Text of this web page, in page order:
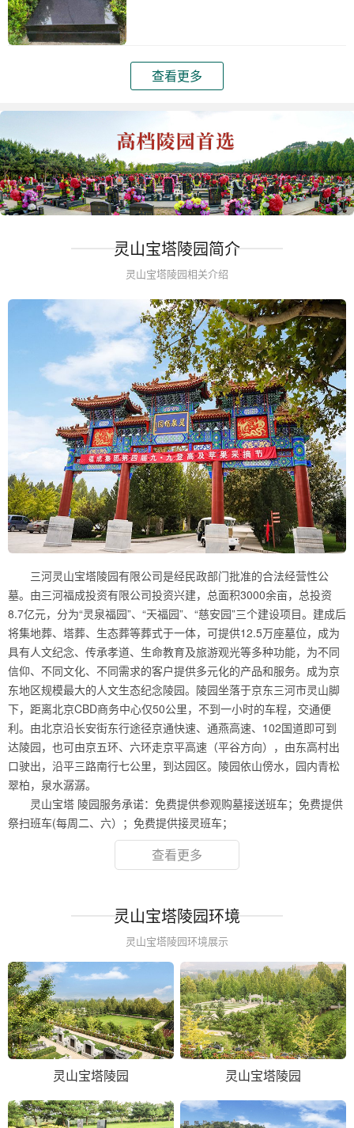
查看更多
灵山宝塔陵园简介
灵山宝塔陵园相关介绍
三河灵山宝塔陵园有限公司是经民政部门批准的合法经营性公
墓。由三河福成投资有限公司投资兴建，总面积3000余亩，总投资
8.7亿元，分为“灵泉福园”、“天福园”、“慈安园”三个建设项目。建成后
将集地葬、塔葬、生态葬等葬式于一体，可提供12.5万座墓位，成为
具有人文纪念、传承孝道、生命教育及旅游观光等多种功能，为不同
信仰、不同文化、不同需求的客户提供多元化的产品和服务。成为京
东地区规模最大的人文生态纪念陵园。陵园坐落于京东三河市灵山脚
下，距离北京CBD商务中心仅50公里，不到一小时的车程，交通便
利。由北京沿长安街东行途径京通快速、通燕高速、102国道即可到
达陵园，也可由京五环、六环走京平高速（平谷方向），由东高村出
口驶出，沿平三路南行七公里，到达园区。陵园依山傍水，园内青松
翠柏，泉水潺潺。
灵山宝塔 陵园服务承诺：免费提供参观购墓接送班车；免费提供
祭扫班车(每周二、六）；免费提供接灵班车；
查看更多
灵山宝塔陵园环境
灵山宝塔陵园环境展示
灵山宝塔陵园 灵山宝塔陵园